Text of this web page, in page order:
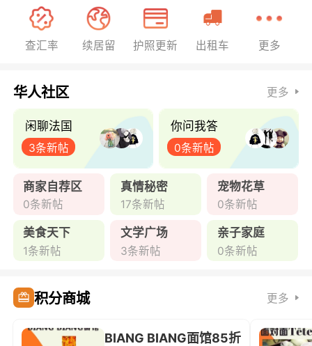
查汇率 续居留 护照更新 出租车 更多
华人社区 更多
闲聊法国
3条新帖
你问我答
0条新帖
商家自荐区
0条新帖
真情秘密
17条新帖
宠物花草
0条新帖
美食天下
1条新帖
文学广场
3条新帖
亲子家庭
0条新帖
积分商城 更多
BIANG BIANG面馆85折